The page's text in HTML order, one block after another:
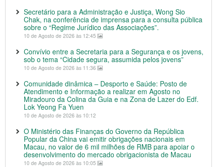
Secretário para a Administração e Justiça, Wong Sio
Chak, na conferência de imprensa para a consulta pública
sobre o “Regime Jurídico das Associações”.
10 de Agosto de 2026 às 12:45
Convívio entre a Secretaria para a Segurança e os jovens,
sob o tema “Cidade segura, assumida pelos jovens”
10 de Agosto de 2026 às 11:36
Comunidade dinâmica – Desporto e Saúde: Posto de
Atendimento e Informação a realizar em Agosto no
Miradouro da Colina da Guia e na Zona de Lazer do Edf.
Lok Yeong Fa Yuen
10 de Agosto de 2026 às 10:12
O Ministério das Finanças do Governo da República
Popular da China vai emitir obrigações nacionais em
Macau, no valor de 6 mil milhões de RMB para apoiar o
desenvolvimento do mercado obrigacionista de Macau
10 de Agosto de 2026 às 10:05